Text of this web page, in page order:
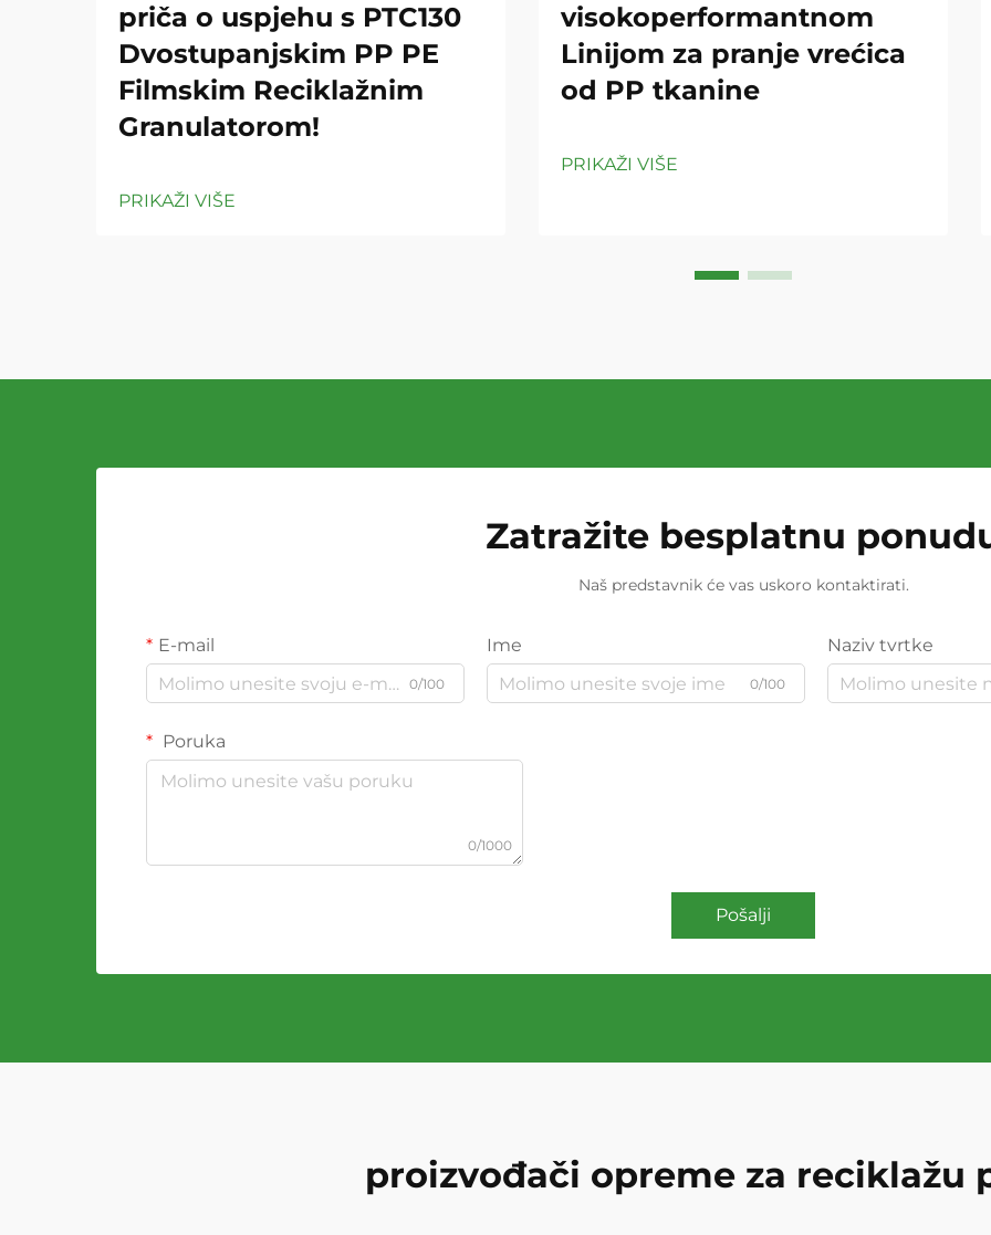
priča o uspjehu s PTC130
Dvostupanjskim PP PE
Filmskim Reciklažnim
Granulatorom!
PRIKAŽI VIŠE
visokoperformantnom
Linijom za pranje vrećica
od PP tkanine
PRIKAŽI VIŠE
Zatražite besplatnu
Naš predstavnik će vas uskoro kontaktirati.
E-mail
0/100
Ime
0/100
Naziv tvrtke
Poruka
0/1000
Pošalji
proizvođači opreme za reciklažu